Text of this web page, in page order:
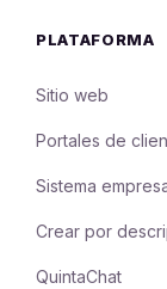
PLATAFORMA
Sitio web
Portales de
Sistema
Crear por
QuintaChat